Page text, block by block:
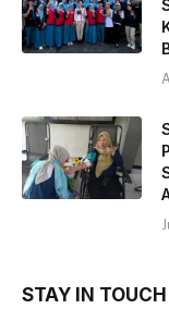
STAY IN TOUCH